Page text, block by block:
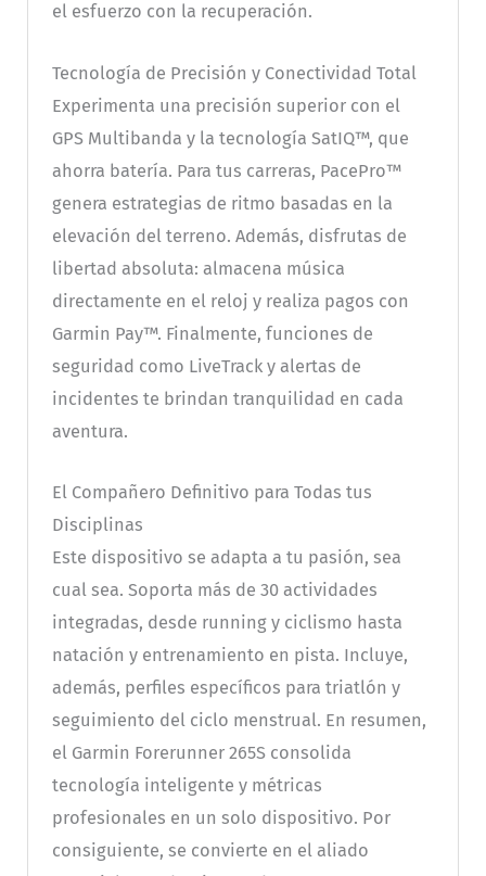
el esfuerzo con la recuperación.
Tecnología de Precisión y Conectividad Total
Experimenta una precisión superior con el
GPS Multibanda y la tecnología SatIQ™, que
ahorra batería. Para tus carreras, PacePro™
genera estrategias de ritmo basadas en la
elevación del terreno. Además, disfrutas de
libertad absoluta: almacena música
directamente en el reloj y realiza pagos con
Garmin Pay™. Finalmente, funciones de
seguridad como LiveTrack y alertas de
incidentes te brindan tranquilidad en cada
aventura.
El Compañero Definitivo para Todas tus
Disciplinas
Este dispositivo se adapta a tu pasión, sea
cual sea. Soporta más de 30 actividades
integradas, desde running y ciclismo hasta
natación y entrenamiento en pista. Incluye,
además, perfiles específicos para triatlón y
seguimiento del ciclo menstrual. En resumen,
el Garmin Forerunner 265S consolida
tecnología inteligente y métricas
profesionales en un solo dispositivo. Por
consiguiente, se convierte en el aliado